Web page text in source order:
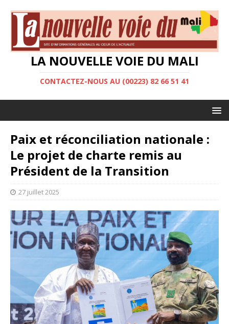
LA NOUVELLE VOIE DU MALI
CONTACTEZ-NOUS AU (00223) 82 66 51 41
Paix et réconciliation nationale :
Le projet de charte remis au
Président de la Transition
27 juillet 2025